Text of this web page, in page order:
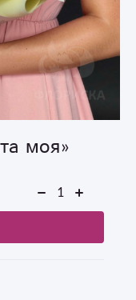
моя»